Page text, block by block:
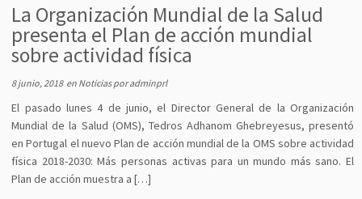
La Organización Mundial de la Salud
presenta el Plan de acción mundial
sobre actividad física
8 junio, 2018en Noticiasporadminprl
El pasado lunes 4 de junio, el Director General de la Organización
Mundial de la Salud (OMS), Tedros Adhanom Ghebreyesus, presentó
en Portugal el nuevo Plan de acción mundial de la OMS sobre actividad
física 2018-2030: Más personas activas para un mundo más sano. El
Plan de acción muestra a […]